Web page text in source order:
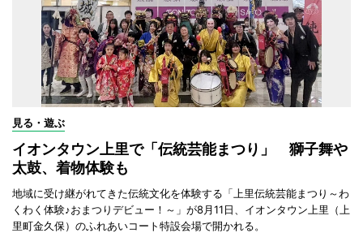
見る・遊ぶ
イオンタウン上里で「伝統芸能まつり」 獅子舞や
太鼓、着物体験も
地域に受け継がれてきた伝統文化を体験する「上里伝統芸能まつり～わ
くわく体験♪おまつりデビュー！～」が8月11日、イオンタウン上里（上
里町金久保）のふれあいコート特設会場で開かれる。